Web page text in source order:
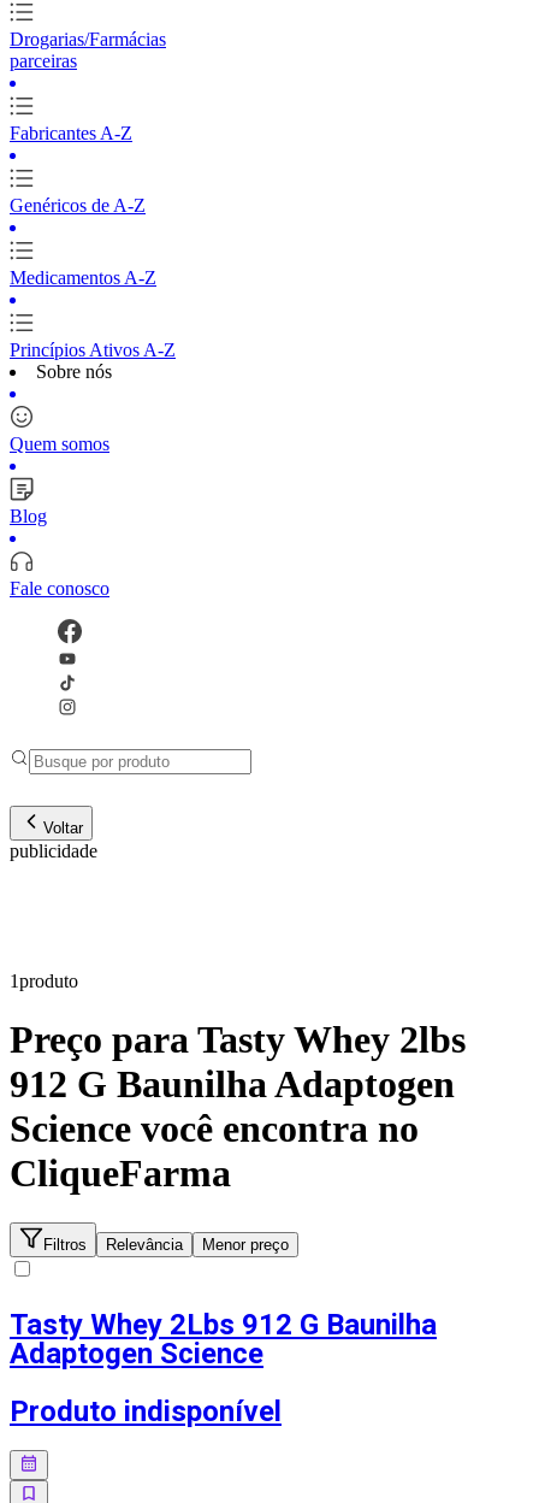
Drogarias/Farmácias
parceiras
Fabricantes A-Z
Genéricos de A-Z
Medicamentos A-Z
Princípios Ativos A-Z
Sobre nós
Quem somos
Blog
Fale conosco
Voltar
publicidade
1produto
Preço paraTasty Whey 2lbs
912 G Baunilha Adaptogen
Science você encontra no
CliqueFarma
Filtros Relevância Menor preço
Tasty Whey 2Lbs 912 G Baunilha
Adaptogen Science
Produto indisponível